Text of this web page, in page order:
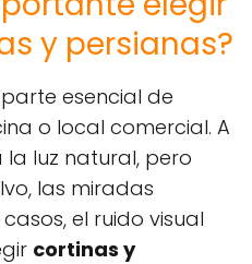
y persianas?
esencial de
o local comercial. A
la luz natural, pero
las miradas
el ruido visual
cortinas y